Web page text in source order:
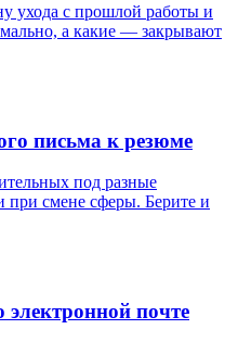
ухода с прошлой работы и
а какие — закрывают
письма к резюме
под разные
при смене сферы. Берите и
почте